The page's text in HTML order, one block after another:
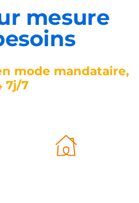
mesure
mode mandataire,
7j/7